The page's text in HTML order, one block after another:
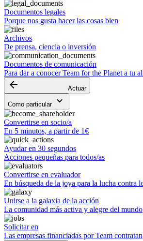
Documentos legales
Porque nos gusta hacer las cosas bien
Archivos
De prensa, ciencia o inversión
Documentos de comunicación
Para dar a conocer Team for the Planet a tu
arrow_backward Actuar
Como particular keyboard_arrow_down
Convertirse en socio/a
En 5 minutos, a partir de 1€
Ayudar en 30 segundos
Acciones pequeñas para todos/as
Convertirse en evaluador
En búsqueda de la joya para la lucha contra
Unirse a la galaxia de la acción
La comunidad más activa y alegre del mundo
Solicitar en
Las empresas financiadas por Team contratan